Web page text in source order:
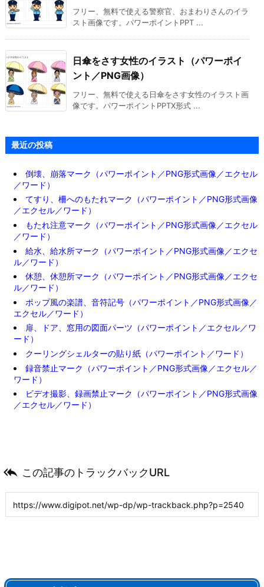
フリー、無料で使える警察官、おまわりさんのイラ
スト画像です。パワーポイントPPT ...
日傘をさす女性のイラスト（パワーポイ
ント／PNG画像）
フリー、無料で使える日傘をさす女性のイラスト画
像です。パワーポイントPPTX形式 ...
最近の投稿
倒壊、崩落マーク（パワーポイント／PNG形式画像／エクセル
／ワード）
てすり、柵へのもたれマーク（パワーポイント／PNG形式画像
／エクセル／ワード）
もたれ注意マーク（パワーポイント／PNG形式画像／エクセル
／ワード）
給水、給水所マーク（パワーポイント／PNG形式画像／エクセ
ル／ワード）
休憩、休憩所マーク（パワーポイント／PNG形式画像／エクセ
ル／ワード）
ポップ風の楽譜、音符記号（パワーポイント／PNG形式画像／
エクセル／ワード）
扉、ドア、窓用の図面パーツ（パワーポイント／エクセル／ワ
ード）
クーリングシェルターの貼り紙（パワーポイント／ワード）
録音禁止マーク（パワーポイント／PNG形式画像／エクセル／
ワード）
ビデオ撮影、録画禁止マーク（パワーポイント／PNG形式画像
／エクセル／ワード）
 この記事のトラックバックURL